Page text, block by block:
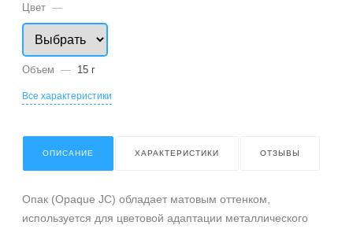
Цвет —
Объем — 15 г
Все характеристики
ОПИСАНИЕ ХАРАКТЕРИСТИКИ ОТЗЫВЫ
Опак (Opaque JC) обладает матовым оттенком,
используется для цветовой адаптации металлического